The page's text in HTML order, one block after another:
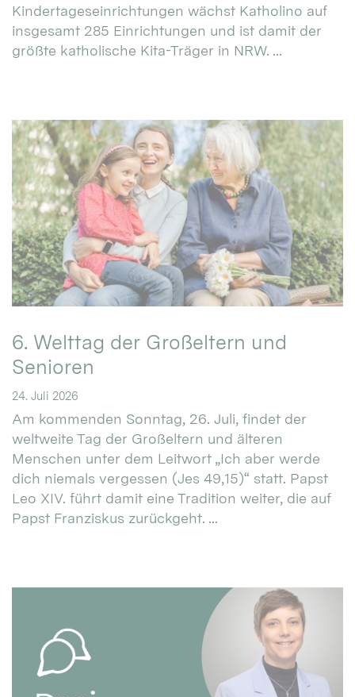
Kindertageseinrichtungen wächst Katholino auf
insgesamt 285 Einrichtungen und ist damit der
größte katholische Kita-Träger in NRW. ...
6. Welttag der Großeltern und
Senioren
24. Juli 2026
Am kommenden Sonntag, 26. Juli, findet der
weltweite Tag der Großeltern und älteren
Menschen unter dem Leitwort „Ich aber werde
dich niemals vergessen (Jes 49,15)“ statt. Papst
Leo XIV. führt damit eine Tradition weiter, die auf
Papst Franziskus zurückgeht. ...